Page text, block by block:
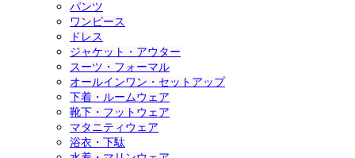
パンツ
ワンピース
ドレス
ジャケット・アウター
スーツ・フォーマル
オールインワン・セットアップ
下着・ルームウェア
靴下・フットウェア
マタニティウェア
浴衣・下駄